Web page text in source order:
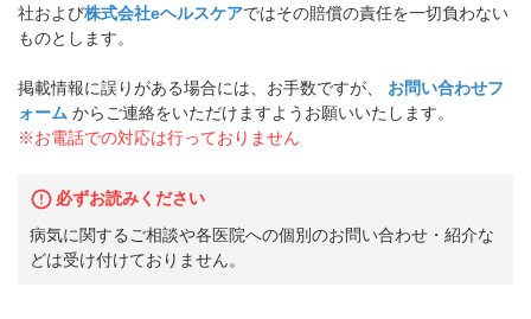
社および株式会社eヘルスケアではその賠償の責任を一切負わない
ものとします。
掲載情報に誤りがある場合には、お手数ですが、
お問い合わせフ
ォーム からご連絡をいただけますようお願いいたします。
※お電話での対応は行っておりません
必ずお読みください
病気に関するご相談や各医院への個別のお問い合わせ・紹介な
どは受け付けておりません。